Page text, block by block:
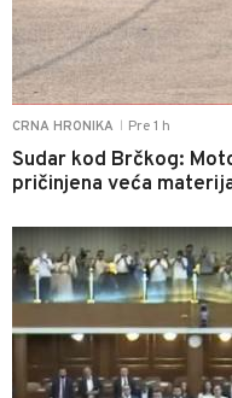
CRNA HRONIKA Pre 1 h
Sudar kod Brčkog:
pričinjena veća